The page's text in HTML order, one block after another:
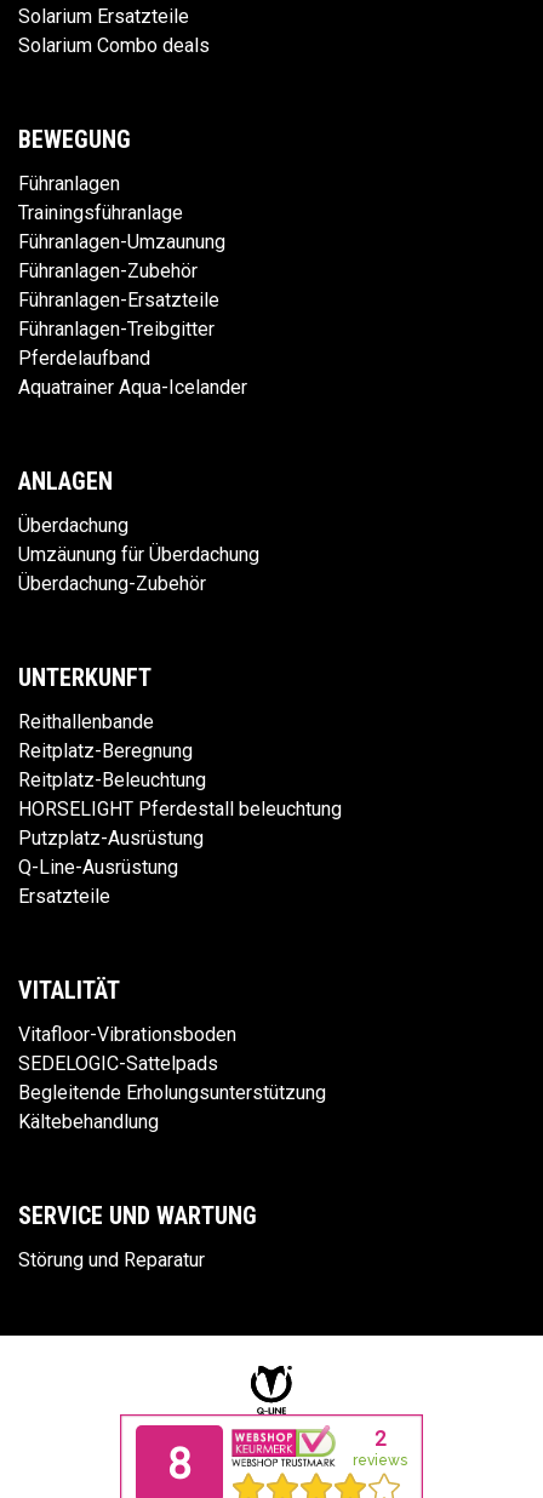
Solarium Ersatzteile
Solarium Combo deals
BEWEGUNG
Führanlagen
Trainingsführanlage
Führanlagen-Umzaunung
Führanlagen-Zubehör
Führanlagen-Ersatzteile
Führanlagen-Treibgitter
Pferdelaufband
Aquatrainer Aqua-Icelander
ANLAGEN
Überdachung
Umzäunung für Überdachung
Überdachung-Zubehör
UNTERKUNFT
Reithallenbande
Reitplatz-Beregnung
Reitplatz-Beleuchtung
HORSELIGHT Pferdestall beleuchtung
Putzplatz-Ausrüstung
Q-Line-Ausrüstung
Ersatzteile
VITALITÄT
Vitafloor-Vibrationsboden
SEDELOGIC-Sattelpads
Begleitende Erholungsunterstützung
Kältebehandlung
SERVICE UND WARTUNG
Störung und Reparatur